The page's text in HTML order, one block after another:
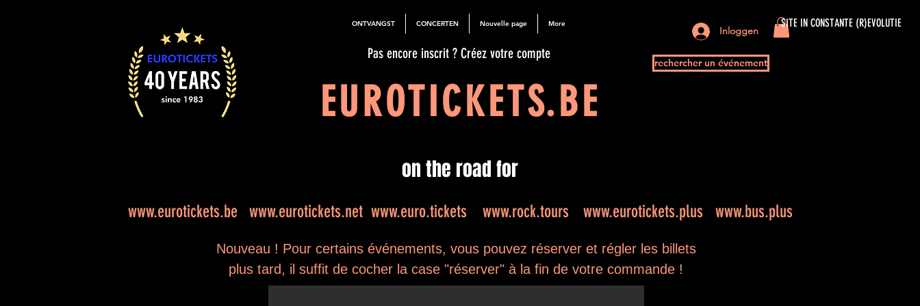
ONTVANGST CONCERTEN Nouvelle page More SITE IN CONSTANTE (R)EVOLUTIE
Pas encore inscrit ? Créez votre compte
EUROTICKETS.BE
Inloggen
rechercher un événement
on the road for
www.eurotickets.be www.eurotickets.net www.euro.tickets www.rock.tours www.eurotickets.plus www.bus.plus
Nouveau ! Pour certains événements, vous pouvez réserver et régler les billets
plus tard, il suffit de cocher la case "réserver" à la fin de votre commande !